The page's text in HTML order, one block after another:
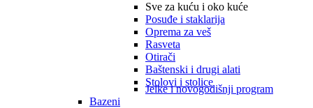
Sve za kuću i oko kuće
Posuđe i staklarija
Oprema za veš
Rasveta
Otirači
Baštenski i drugi alati
Stolovi i stolice
Jelke i novogodišnji program
Bazeni